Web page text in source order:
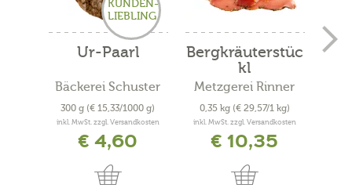
KUNDEN-
LIEBLING
Ur-Paarl
Bäckerei Schuster
300 g (€ 15,33/1000 g)
inkl. MwSt. zzgl. Versandkosten
€ 4,60
Bergkräuterstüc
kl
Metzgerei Rinner
0,35 kg (€ 29,57/1 kg)
inkl. MwSt. zzgl. Versandkosten
€ 10,35